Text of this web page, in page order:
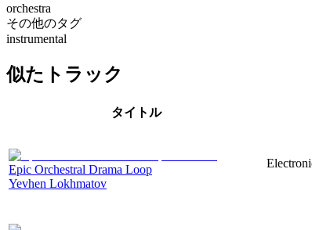
orchestra
その他のタグ
instrumental
似たトラック
タイトル
Epic Orchestral Drama Loop
Yevhen Lokhmatov